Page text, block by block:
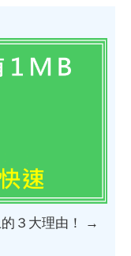
３大理由！ →